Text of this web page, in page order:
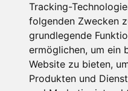
Tracking-
folgenden Zwecken
grundlegende
ermöglichen, um ein
Website zu bieten,
Produkten und
Die Schneehoehen Ski
Muss für alle